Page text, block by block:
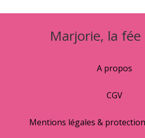
Marjorie, la fée
A propos
CGV
Mentions légales &